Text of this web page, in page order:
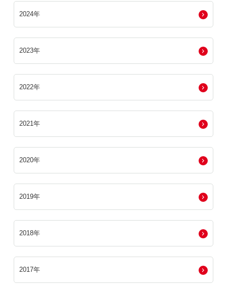
2024年
2023年
2022年
2021年
2020年
2019年
2018年
2017年